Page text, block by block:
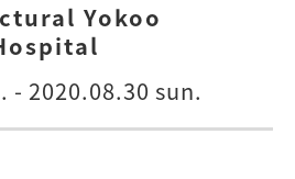
Yokoo
- 2020.08.30 sun.